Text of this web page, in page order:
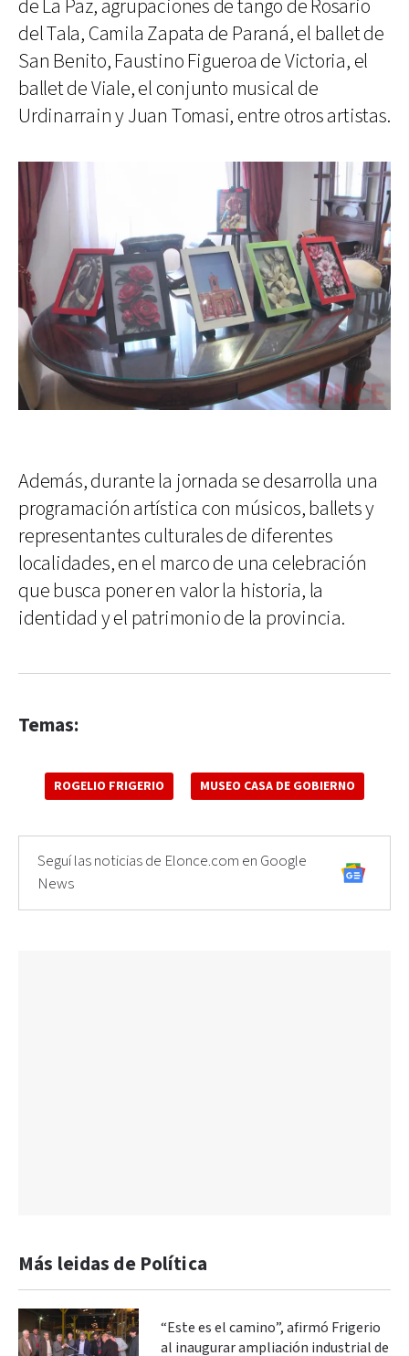
de La Paz, agrupaciones de tango de Rosario
del Tala, Camila Zapata de Paraná, el ballet de
San Benito, Faustino Figueroa de Victoria, el
ballet de Viale, el conjunto musical de
Urdinarrain y Juan Tomasi, entre otros artistas.
Además, durante la jornada se desarrolla una
programación artística con músicos, ballets y
representantes culturales de diferentes
localidades, en el marco de una celebración
que busca poner en valor la historia, la
identidad y el patrimonio de la provincia.
Temas:
ROGELIO FRIGERIO MUSEO CASA DE GOBIERNO
Seguí las noticias de Elonce.com en Google
News
Más leidas de Política
“Este es el camino”, afirmó Frigerio
al inaugurar ampliación industrial de